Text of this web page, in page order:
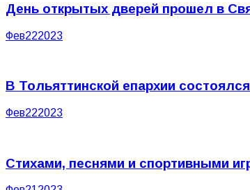
День открытых дверей прошел в
Фев222023
В Тольяттинской епархии
Фев222023
Стихами, песнями и спортивными